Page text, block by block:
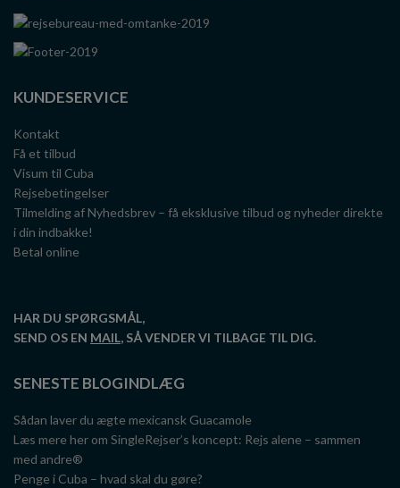
KUNDESERVICE
Kontakt
Få et tilbud
Visum til Cuba
Rejsebetingelser
Tilmelding af Nyhedsbrev – få eksklusive tilbud og nyheder direkte
i din indbakke!
Betal online
HAR DU SPØRGSMÅL,
SEND OS EN MAIL, SÅ VENDER VI TILBAGE TIL DIG.
SENESTE BLOGINDLÆG
Sådan laver du ægte mexicansk Guacamole
Læs mere her om SingleRejser’s koncept: Rejs alene – sammen
med andre®
Penge i Cuba – hvad skal du gøre?